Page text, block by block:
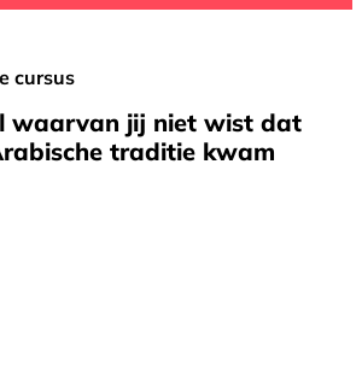
cursus
waarvan jij niet wist dat
traditie kwam